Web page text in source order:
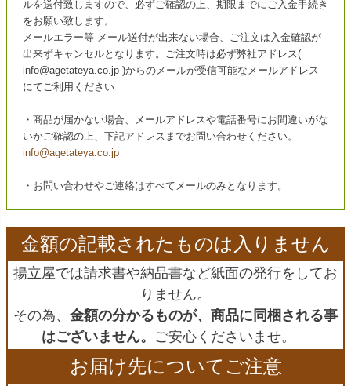
ルを送付致しますので、必ずご確認の上、期限までにご入金手続き
をお願い致します。
メールエラー等 メール送付が出来ない場合、ご注文は入金確認が
出来ずキャンセルとなります。ご注文時は必ず弊社アドレス(
info@agetateya.co.jp )からのメールが受信可能なメールアドレス
にてご利用ください
・商品が届かない場合、メールアドレスや電話番号にお間違いがな
いかご確認の上、下記アドレスまでお問い合わせください。
info@agetateya.co.jp
・お問い合わせやご連絡はすべてメールのみとなります。
金額の記載されたものは入りません
揚立屋では請求書や納品書など紙面の発行をしてお
りません。
その為、 金額の分かるものが、商品に同梱される事
はございません。 ご安心くださいませ。
お届け先についてご注意